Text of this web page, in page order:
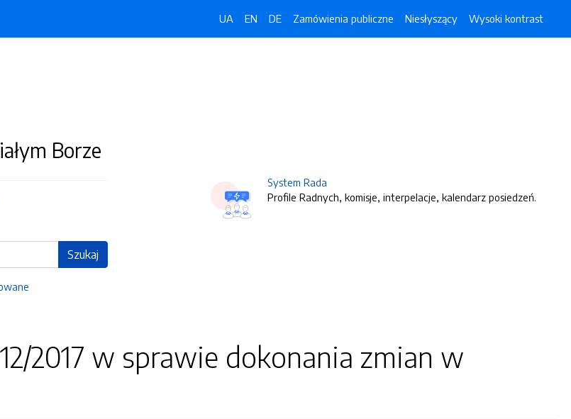
UA EN DE Zamówienia publiczne Niesłyszący Wysoki kontrast
Borze
Szukaj
System Rada
Profile Radnych, komisje, interpelacje, kalendarz posiedzeń.
2017 w sprawie dokonania zmian w